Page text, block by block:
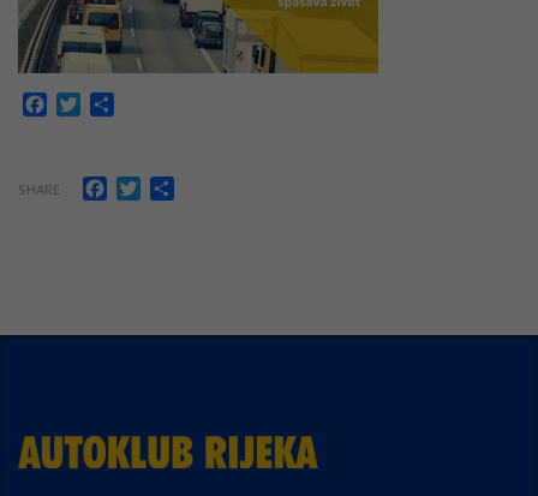
Facebook
Twitter
SHARE Facebook
Twitter